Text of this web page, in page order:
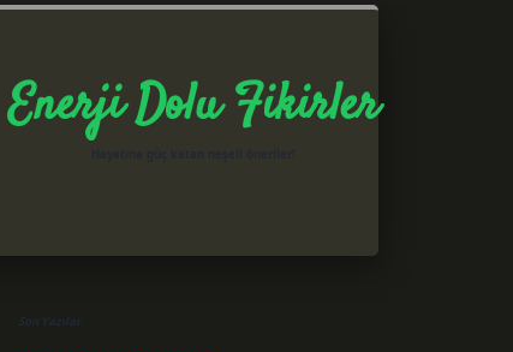
Enerji Dolu Fikirler
Son Yazılar